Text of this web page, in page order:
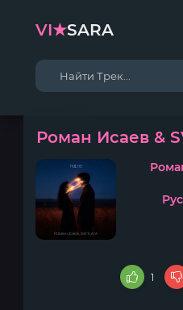
VI★SARA
Роман Исаев &
1